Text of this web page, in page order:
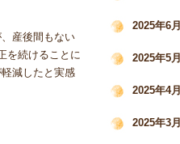
産後間もない
を続けることに
減したと実感
2025年6月
2025年5月
2025年4月
2025年3月